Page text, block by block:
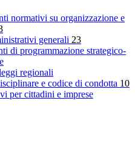
normativi su organizzazione e
generali 23
di programmazione strategico-
regionali
e codice di condotta 10
per cittadini e imprese